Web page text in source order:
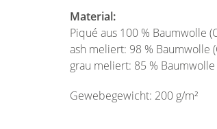
Material:
Piqué aus 100 % Baumwolle
ash meliert: 98 % Baumwolle
grau meliert: 85 %
Gewebegewicht: 200 g/m²